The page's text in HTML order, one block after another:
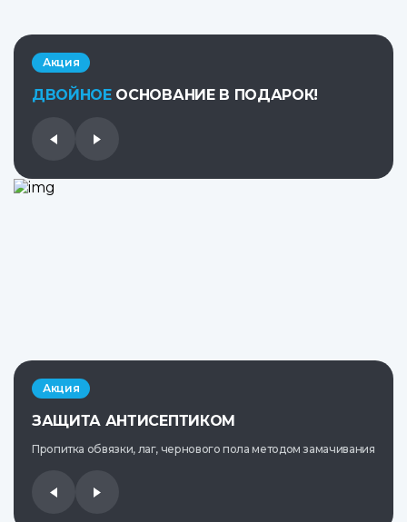
Акция
ДВОЙНОЕОСНОВАНИЕ В ПОДАРОК!
Акция
ЗАЩИТА АНТИСЕПТИКОМ
Пропитка обвязки, лаг, чернового пола методом замачивания